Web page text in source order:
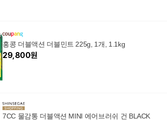
홍콩 더블액션 더블민트 225g, 1개, 1.1kg
29,800원
7CC 물감통 더블액션 MINI 에어브러쉬 건 BLACK